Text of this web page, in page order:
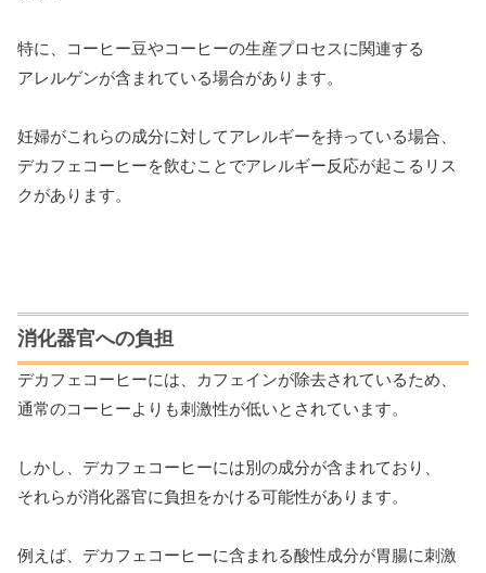
特に、コーヒー豆やコーヒーの生産プロセスに関連する
アレルゲンが含まれている場合があります。
妊婦がこれらの成分に対してアレルギーを持っている場合、
デカフェコーヒーを飲むことでアレルギー反応が起こるリス
クがあります。
消化器官への負担
デカフェコーヒーには、カフェインが除去されているため、
通常のコーヒーよりも刺激性が低いとされています。
しかし、デカフェコーヒーには別の成分が含まれており、
それらが消化器官に負担をかける可能性があります。
例えば、デカフェコーヒーに含まれる酸性成分が胃腸に刺激